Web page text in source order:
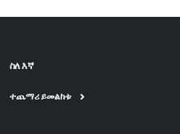
ስለ እኛ
ተጨማሪ ይመልከቱ